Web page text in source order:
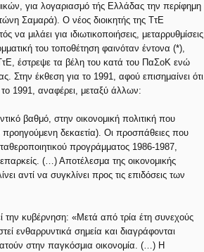
για λογαριασμό τής Ελλάδας την περίφημη
Σαμαρά). Ο νέος διοικητής της ΤτΕ
μιλάει για ιδιωτικοποιήσεις, μεταρρυθμίσεις
του τοποθέτηση φαινόταν έντονα (*),
έστρεψε τα βέλη του κατά του ΠαΣοΚ ενώ
Στην έκθεση για το 1991, αφού επισημαίνει ότι
1991, αναφέρει, μεταξύ άλλων:
βαθμό, στην οικονομική πολιτική που
δεκαετία). Οι προσπάθειες που
προγράμματος 1986-1987,
(…) Αποτέλεσμα της οικονομικής
αντί να συγκλίνει προς τις επιδόσεις των
την κυβέρνηση: «Μετά από τρία έτη συνεχούς
ενθαρρυντικά σημεία και διαγράφονται
στην παγκόσμια οικονομία. (…) Η